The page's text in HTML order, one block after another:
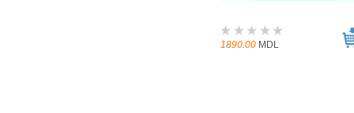
1890.00 MDL